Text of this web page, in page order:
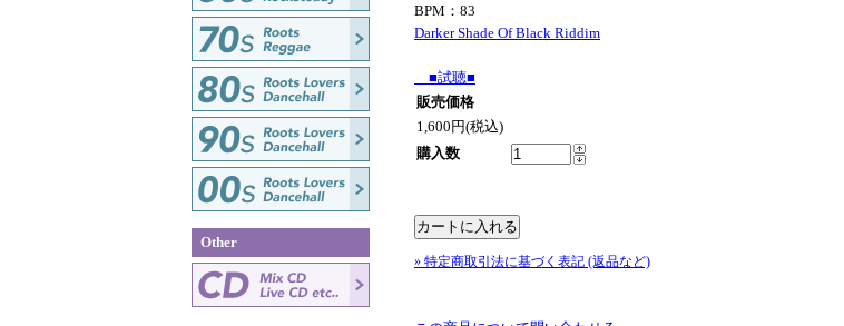
BPM：83
Darker Shade Of Black Riddim
■試聴■
販売価格
1,600円(税込)
購入数
» 特定商取引法に基づく表記 (返品など)
Other